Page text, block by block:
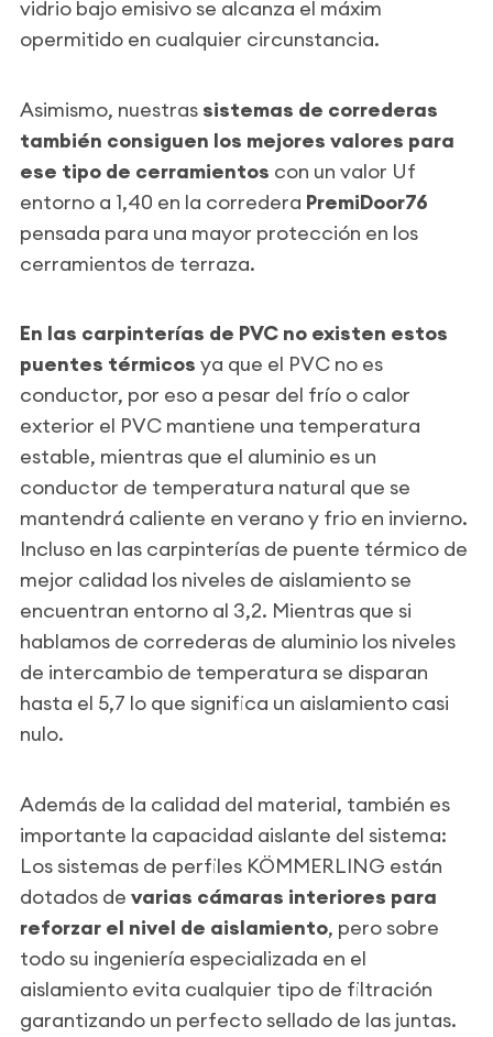
vidrio bajo emisivo se alcanza el máxim
opermitido en cualquier circunstancia.
Asimismo, nuestras sistemas de correderas
también consiguen los mejores valores para
ese tipo de cerramientos con un valor Uf
entorno a 1,40 en la corredera PremiDoor76
pensada para una mayor protección en los
cerramientos de terraza.
En las carpinterías de PVC no existen estos
puentes térmicos ya que el PVC no es
conductor, por eso a pesar del frío o calor
exterior el PVC mantiene una temperatura
estable, mientras que el aluminio es un
conductor de temperatura natural que se
mantendrá caliente en verano y frio en invierno.
Incluso en las carpinterías de puente térmico de
mejor calidad los niveles de aislamiento se
encuentran entorno al 3,2. Mientras que si
hablamos de correderas de aluminio los niveles
de intercambio de temperatura se disparan
hasta el 5,7 lo que significa un aislamiento casi
nulo.
Además de la calidad del material, también es
importante la capacidad aislante del sistema:
Los sistemas de perfiles KÖMMERLING están
dotados de varias cámaras interiores para
reforzar el nivel de aislamiento, pero sobre
todo su ingeniería especializada en el
aislamiento evita cualquier tipo de filtración
garantizando un perfecto sellado de las juntas.